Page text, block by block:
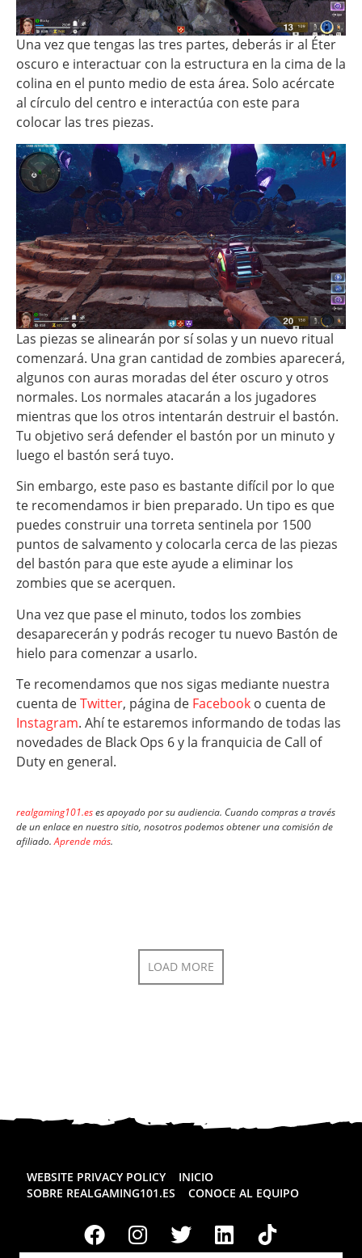
Una vez que tengas las tres partes, deberás ir al Éter
oscuro e interactuar con la estructura en la cima de la
colina en el punto medio de esta área. Solo acércate
al círculo del centro e interactúa con este para
colocar las tres piezas.
Las piezas se alinearán por sí solas y un nuevo ritual
comenzará. Una gran cantidad de zombies aparecerá,
algunos con auras moradas del éter oscuro y otros
normales. Los normales atacarán a los jugadores
mientras que los otros intentarán destruir el bastón.
Tu objetivo será defender el bastón por un minuto y
luego el bastón será tuyo.
Sin embargo, este paso es bastante difícil por lo que
te recomendamos ir bien preparado. Un tipo es que
puedes construir una torreta sentinela por 1500
puntos de salvamento y colocarla cerca de las piezas
del bastón para que este ayude a eliminar los
zombies que se acerquen.
Una vez que pase el minuto, todos los zombies
desaparecerán y podrás recoger tu nuevo Bastón de
hielo para comenzar a usarlo.
Te recomendamos que nos sigas mediante nuestra
cuenta deTwitter, página de Facebook o cuenta de
Instagram. Ahí te estaremos informando de todas las
novedades de Black Ops 6 y la franquicia de Call of
Duty en general.
realgaming101.eses apoyado por su audiencia. Cuando compras a través
de un enlace en nuestro sitio, nosotros podemos obtener una comisión de
afiliado.Aprende más.
LOAD MORE
WEBSITE PRIVACY POLICY
INICIO
SOBRE REALGAMING101.ES
CONOCE AL EQUIPO